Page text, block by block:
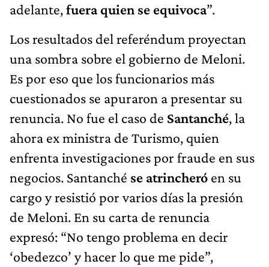
adelante,fuera quien se equivoca”.
Los resultados del referéndum proyectan
una sombra sobre el gobierno de Meloni.
Es por eso que los funcionarios más
cuestionados se apuraron a presentar su
renuncia. No fue el caso de Santanché, la
ahora ex ministra de Turismo, quien
enfrenta investigaciones por fraude en sus
negocios. Santanché se atrincheró en su
cargo y resistió por varios días la presión
de Meloni. En su carta de renuncia
expresó: “No tengo problema en decir
‘obedezco’ y hacer lo que me pide”,